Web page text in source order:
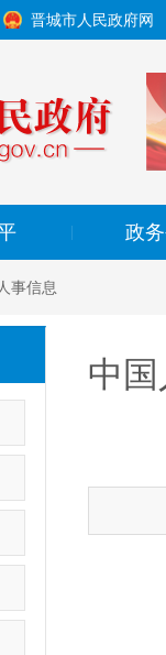
晋城市人民政府网
政
人事信息
中